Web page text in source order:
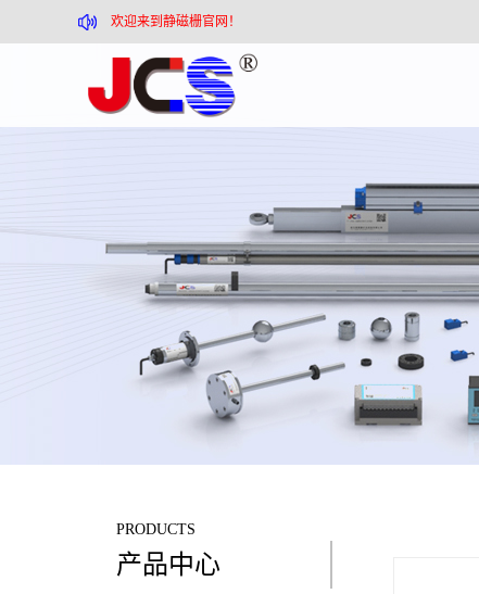
欢迎来到静磁栅官网！
PRODUCTS
产品中心